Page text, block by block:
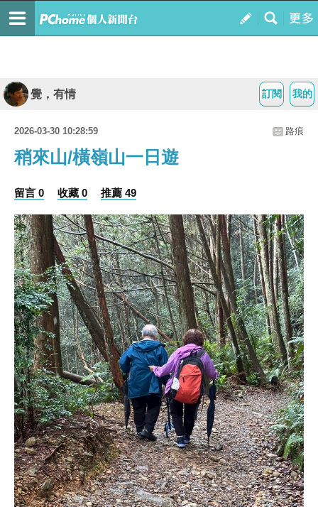
我的
訂閱
覺，有情
2026-03-30 10:28:59 路痕
稍來山/橫嶺山一日遊
留言 0 收藏 0 推薦 49